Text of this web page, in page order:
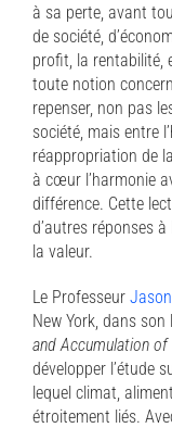
à sa perte, avant
de société,
profit, la rentabilité,
toute notion
repenser, non pas
société, mais entre
réappropriation de
à cœur l’harmonie
différence. Cette
d’autres réponses
la valeur.
Le Professeur
New York, dans son
and Accumulation of
développer l’étude
lequel climat,
étroitement liés.